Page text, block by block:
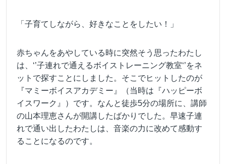
「子育てしながら、好きなことをしたい！」
赤ちゃんをあやしている時に突然そう思ったわたし
は、‘’子連れで通えるボイストレーニング教室‘’をネ
ットで探すことにしました。そこでヒットしたのが
『マミーボイスアカデミー』（当時は『ハッピーボ
イスワーク』）です。なんと徒歩5分の場所に、講師
の山本理恵さんが開講したばかりでした。早速子連
れで通い出したわたしは、音楽の力に改めて感動す
ることになるのです。